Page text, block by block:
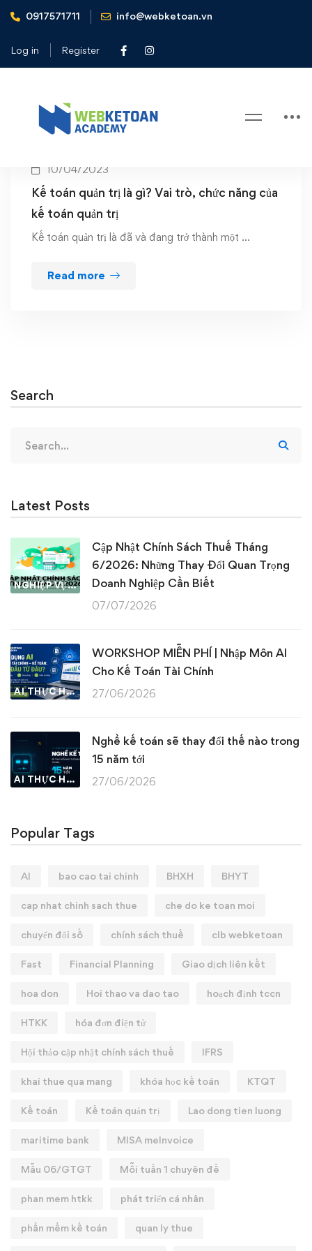
0917571711 info@webketoan.vn
Log in Register
Home ketoanquantri
Tag: ketoanquantri
10/04/2023
Kế toán quản trị là gì? Vai trò, chức năng của
kế toán quản trị
Kế toán quản trị là đã và đang trở thành một …
Read more
Search
for:
Latest Posts
NGHIỆP VỤ KẾ TOÁN & THUẾ
Cập Nhật Chính Sách Thuế Tháng
6/2026: Những Thay Đổi Quan Trọng
Doanh Nghiệp Cần Biết
07/07/2026
AI THỰC HÀNH
WORKSHOP MIỄN PHÍ | Nhập Môn AI
Cho Kế Toán Tài Chính
27/06/2026
AI THỰC HÀNH
Nghề kế toán sẽ thay đổi thế nào trong
15 năm tới
27/06/2026
Popular Tags
AI bao cao tai chinh BHXH BHYT
cap nhat chinh sach thue che do ke toan moi
chuyển đổi số chính sách thuế clb webketoan
Fast Financial Planning Giao dịch liên kết
hoa don Hoi thao va dao tao hoạch định tccn
HTKK hóa đơn điện tử
Hội thảo cập nhật chính sách thuế IFRS
khai thue qua mang khóa học kế toán KTQT
Kế toán Kế toán quản trị Lao dong tien luong
maritime bank MISA meInvoice
Mẫu 06/GTGT Mỗi tuần 1 chuyên đề
phan mem htkk phát triển cá nhân
phần mềm kế toán quan ly thue